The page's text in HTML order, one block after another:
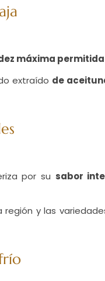
máxima permitida
extraído de
por su sabor
región y las